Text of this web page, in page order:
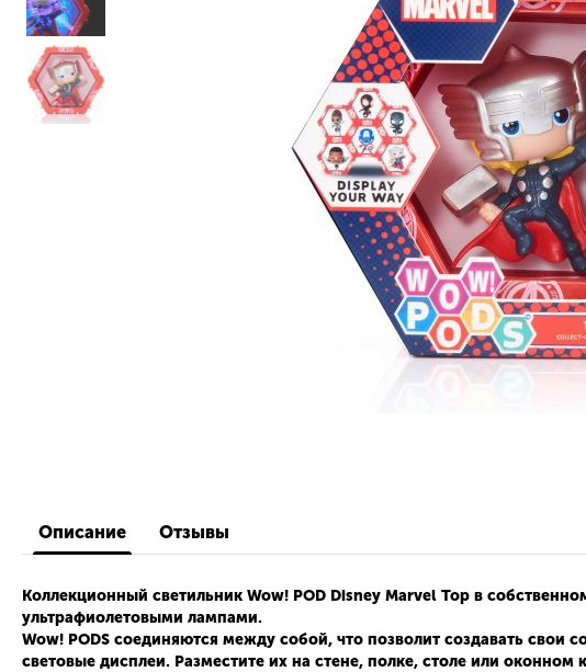
Описание Отзывы
Коллекционный светильник Wow! POD Disney Marvel Тор в
ультрафиолетовыми лампами.
Wow! PODS соединяются между собой, что позволит создавать свои
световые дисплеи. Разместите их на стене, полке, столе или